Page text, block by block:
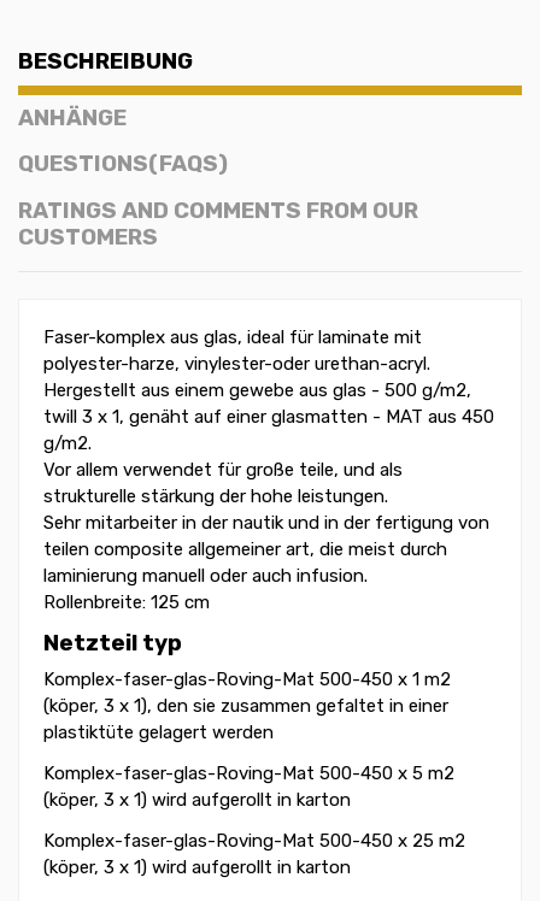
BESCHREIBUNG
ANHÄNGE
QUESTIONS(FAQS)
RATINGS AND COMMENTS FROM OUR
CUSTOMERS
Faser-komplex aus glas, ideal für laminate mit
polyester-harze, vinylester-oder urethan-acryl.
Hergestellt aus einem gewebe aus glas - 500 g/m2,
twill 3 x 1, genäht auf einer glasmatten - MAT aus 450
g/m2.
Vor allem verwendet für große teile, und als
strukturelle stärkung der hohe leistungen.
Sehr mitarbeiter in der nautik und in der fertigung von
teilen composite allgemeiner art, die meist durch
laminierung manuell oder auch infusion.
Rollenbreite: 125 cm
Netzteil typ
Komplex-faser-glas-Roving-Mat 500-450 x 1 m2
(köper, 3 x 1), den sie zusammen gefaltet in einer
plastiktüte gelagert werden
Komplex-faser-glas-Roving-Mat 500-450 x 5 m2
(köper, 3 x 1) wird aufgerollt in karton
Komplex-faser-glas-Roving-Mat 500-450 x 25 m2
(köper, 3 x 1) wird aufgerollt in karton